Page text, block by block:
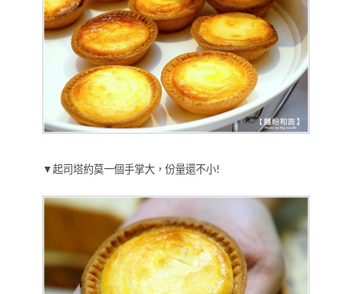
▼起司塔約莫一個手掌大，份量還不小!